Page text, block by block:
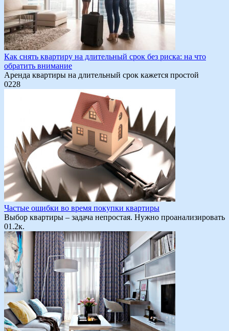
Как снять квартиру на длительный срок без риска: на что
обратить внимание
Аренда квартиры на длительный срок кажется простой
0228
Частые ошибки во время покупки квартиры
Выбор квартиры – задача непростая. Нужно проанализировать
01.2к.